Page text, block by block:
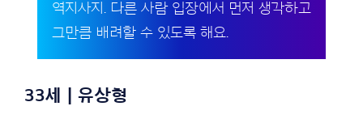
역지사지. 다른 사람 입장에서 먼저 생각하고
그만큼 배려할 수 있도록 해요.
33세 | 유상형